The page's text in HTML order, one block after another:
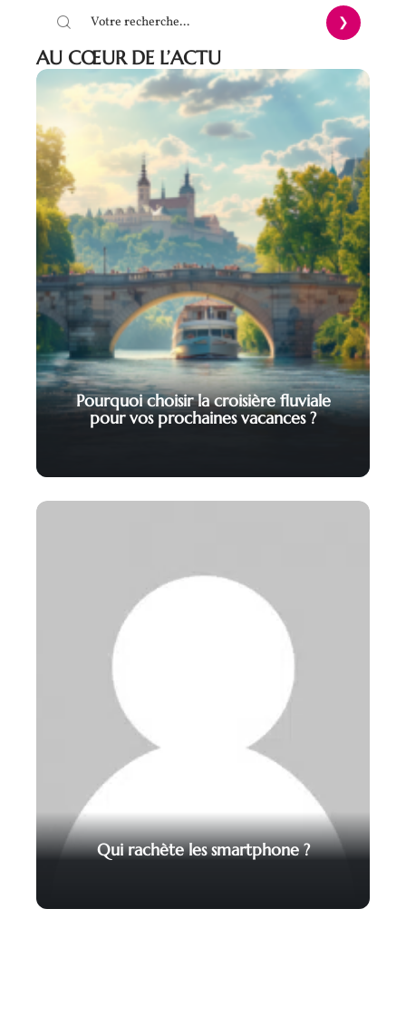
AU CŒUR DE L’ACTU
Pourquoi choisir la croisière fluviale
pour vos prochaines vacances ?
Qui rachète les smartphone ?